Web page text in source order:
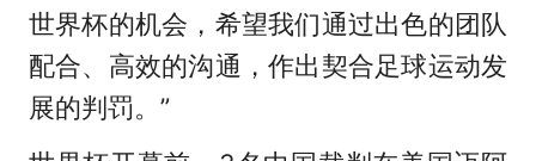
世界杯的机会，希望我们通过出色的团队
配合、高效的沟通，作出契合足球运动发
展的判罚。”